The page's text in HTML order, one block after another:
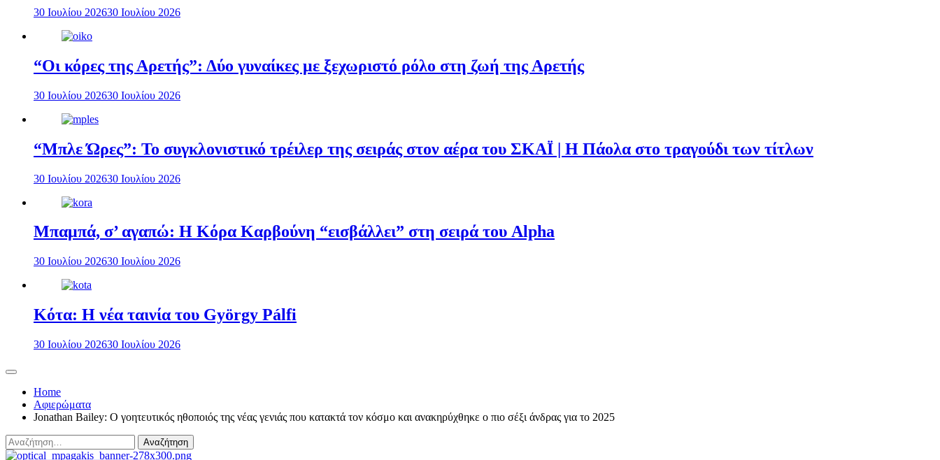
30 Ιουλίου 202630 Ιουλίου 2026
“Οι κόρες της Αρετής”: Δύο γυναίκες με ξεχωριστό ρόλο στη ζωή της Αρετής
30 Ιουλίου 202630 Ιουλίου 2026
“Μπλε Ώρες”: Το συγκλονιστικό τρέιλερ της σειράς στον αέρα του ΣΚΑΪ | Η Πάολα στο τραγούδι των τίτλων
30 Ιουλίου 202630 Ιουλίου 2026
Μπαμπά, σ’ αγαπώ: Η Κόρα Καρβούνη “εισβάλλει” στη σειρά του Alpha
30 Ιουλίου 202630 Ιουλίου 2026
Κότα: Η νέα ταινία του György Pálfi
30 Ιουλίου 202630 Ιουλίου 2026
Home
Αφιερώματα
Jonathan Bailey: Ο γοητευτικός ηθοποιός της νέας γενιάς που κατακτά τον κόσμο και ανακηρύχθηκε ο πιο σέξι άνδρας για το 2025
Αναζήτηση
για: